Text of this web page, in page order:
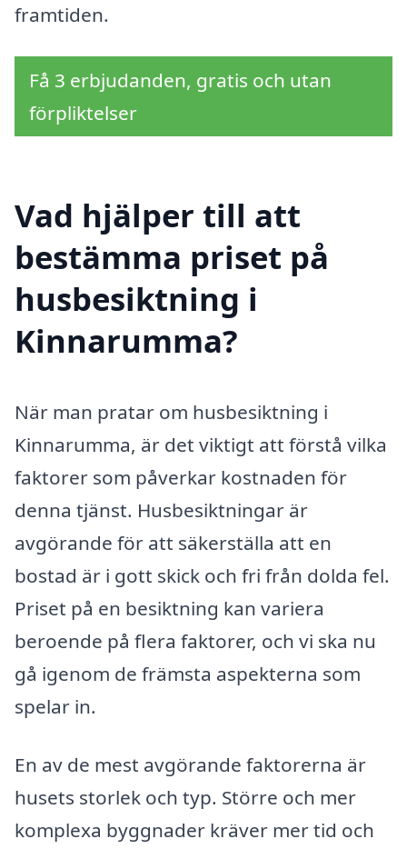
framtiden.
Få 3 erbjudanden, gratis och utan
förpliktelser
Vad hjälper till att
bestämma priset på
husbesiktning i
Kinnarumma?
När man pratar om husbesiktning i
Kinnarumma, är det viktigt att förstå vilka
faktorer som påverkar kostnaden för
denna tjänst. Husbesiktningar är
avgörande för att säkerställa att en
bostad är i gott skick och fri från dolda fel.
Priset på en besiktning kan variera
beroende på flera faktorer, och vi ska nu
gå igenom de främsta aspekterna som
spelar in.
En av de mest avgörande faktorerna är
husets storlek och typ. Större och mer
komplexa byggnader kräver mer tid och